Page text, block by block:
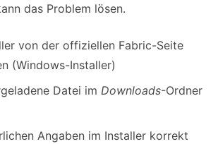
das Problem lösen.
von der offiziellen Fabric-Seite
(Windows-Installer)
Datei im Downloads-Ordner
Angaben im Installer korrekt